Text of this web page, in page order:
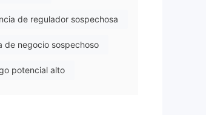
de regulador sospechosa
de negocio sospechoso
potencial alto